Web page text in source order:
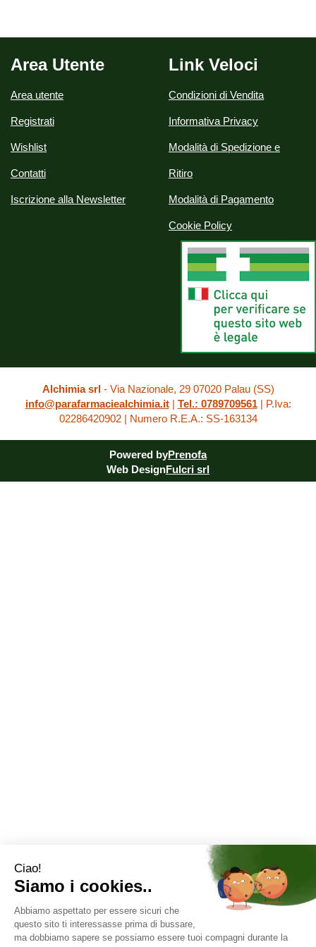
Area Utente
Area utente
Registrati
Wishlist
Contatti
Iscrizione alla Newsletter
Link Veloci
Condizioni di Vendita
Informativa Privacy
Modalità di Spedizione e
Ritiro
Modalità di Pagamento
Cookie Policy
Alchimia srl- Via Nazionale, 29 07020 Palau (SS)
info@parafarmaciealchimia.it| Tel.: 0789709561| P.Iva:
02286420902 | Numero R.E.A.: SS-163134
Powered byPrenofa
Web DesignFulcri srl